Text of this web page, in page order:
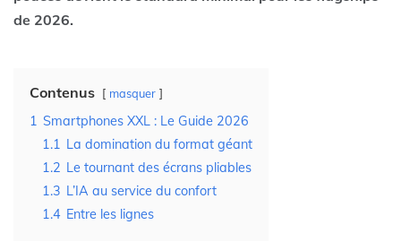
de 2026.
Contenus masquer
1 Smartphones XXL : Le Guide 2026
1.1 La domination du format géant
1.2 Le tournant des écrans pliables
1.3 L’IA au service du confort
1.4 Entre les lignes